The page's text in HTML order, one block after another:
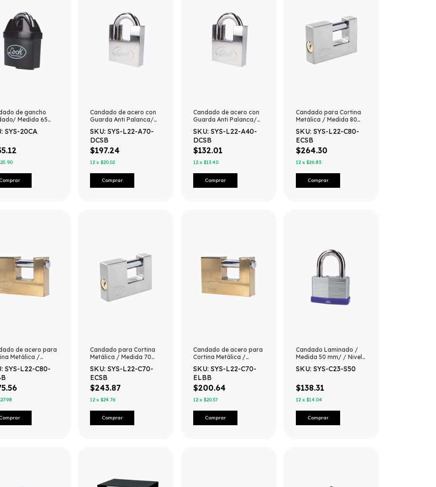
de gancho
Medida 65
Cerrojo /
SYS-20CA
Candado de acero con
Guarda Anti Palanca/
Satinado / Doble
Cerrojo / Medida 70
mm/ Nivel de seguridad
7/ 4 Llaves Abloy.
SKU: SYS-L22-A70-
DCSB
$197.24
12 x$20.02
Candado de acero con
Guarda Anti Palanca/
Satinado / Doble
Cerrojo / Medida 40
mm/ Nivel de seguridad
7/ 4 Llaves Abloy.
SKU: SYS-L22-A40-
DCSB
$132.01
12 x $13.40
Candado para Cortina
Metálica / Medida 80
Satinado/ Nivel de
Seguridad 6 / Llave
Estándar.
SKU: SYS-L22-C80-
ECSB
$264.30
12 x $26.83
de acero para
Metálica /
Latón Brillante
de Seguridad 6 /
Estándar.
SYS-L22-C80-
Candado para Cortina
Metálica / Medida 70
Satinado/ Nivel de
Seguridad 6 / Llave
Estándar.
SKU: SYS-L22-C70-
ECSB
$243.87
12 x$24.76
Candado de acero para
Cortina Metálica /
Acabado Latón Brillante
/ Nivel de Seguridad 6 /
Llave Estándar.
SKU: SYS-L22-C70-
ELBB
$200.64
12 x $20.37
Candado Laminado /
Medida 50 mm/ / Nivel
Estándar.
SKU: SYS-C23-S50
$138.31
12 x $14.04